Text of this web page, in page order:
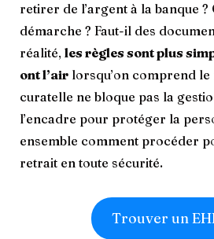
retirer de l’argent à la banque
démarche ? Faut-il des
réalité, les règles sont plus
ont l’air lorsqu’on comprend
curatelle ne bloque pas la
l’encadre pour protéger la
ensemble comment procéder
retrait en toute sécurité.
Trouver un